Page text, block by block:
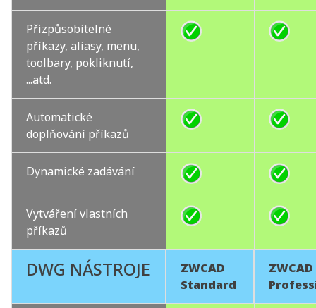
Přizpůsobitelné
příkazy, aliasy, menu,
toolbary, pokliknutí,
...atd.
Automatické
doplňování příkazů
Dynamické zadávání
Vytváření vlastních
příkazů
DWG NÁSTROJE
ZWCAD
Standard
ZWCAD